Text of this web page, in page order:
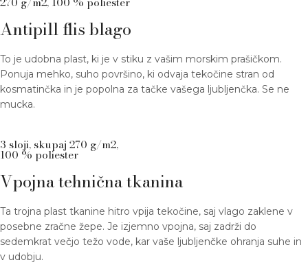
Antipill flis blago
To je udobna plast, ki je v stiku z vašim morskim prašičkom.
Ponuja mehko, suho površino, ki odvaja tekočine stran od
kosmatinčka in je popolna za tačke vašega ljubljenčka. Se ne
mucka.
3 sloji, skupaj 270 g/m2,
100 % poliester
Vpojna tehnična tkanina
Ta trojna plast tkanine hitro vpija tekočine, saj vlago zaklene v
posebne zračne žepe. Je izjemno vpojna, saj zadrži do
sedemkrat večjo težo vode, kar vaše ljubljenčke ohranja suhe in
v udobju.